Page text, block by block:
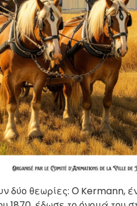
δύο θεωρίες: Ο Kermann,